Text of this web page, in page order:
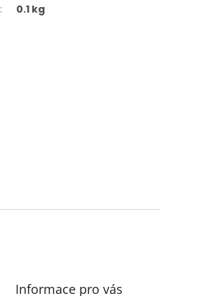
: 0.1 kg
Informace pro vás